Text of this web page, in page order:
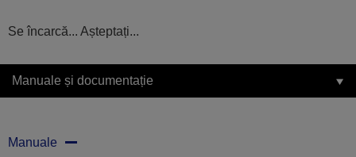
Se încarcă... Așteptați...
Manuale și documentație
Manuale